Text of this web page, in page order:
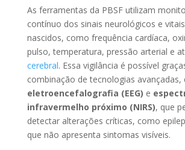
As ferramentas da PBSF utilizam
contínuo dos sinais neurológicos e
nascidos, como frequência cardíaca,
pulso, temperatura, pressão arterial e
cerebral. Essa vigilância é possível
combinação de tecnologias avançadas,
eletroencefalografia (EEG) e
infravermelho próximo (NIRS), que
detectar alterações críticas, como
que não apresenta sintomas visíveis.